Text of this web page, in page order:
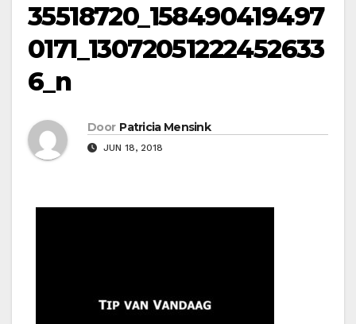
35518720_158490419497
0171_13072051222452633
6_n
Door Patricia Mensink
JUN 18, 2018